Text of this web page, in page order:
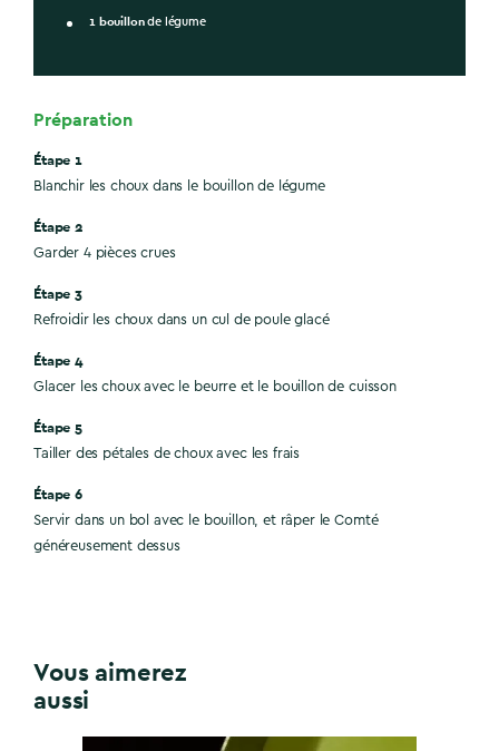
1 bouillon de légume
Préparation
Étape 1
Blanchir les choux dans le bouillon de légume
Étape 2
Garder 4 pièces crues
Étape 3
Refroidir les choux dans un cul de poule glacé
Étape 4
Glacer les choux avec le beurre et le bouillon de cuisson
Étape 5
Tailler des pétales de choux avec les frais
Étape 6
Servir dans un bol avec le bouillon, et râper le Comté
généreusement dessus
Vous aimerez
aussi